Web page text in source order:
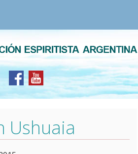
Ushuaia